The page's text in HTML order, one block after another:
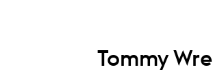
Tommy